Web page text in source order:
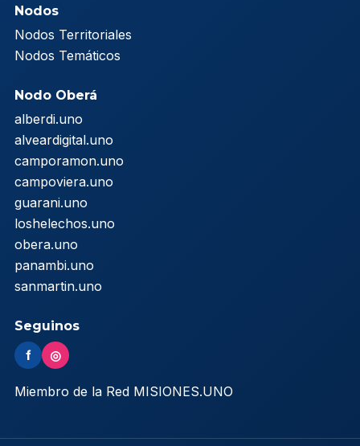
Nodos
Nodos Territoriales
Nodos Temáticos
Nodo Oberá
alberdi.uno
alveardigital.uno
camporamon.uno
campoviera.uno
guarani.uno
loshelechos.uno
obera.uno
panambi.uno
sanmartin.uno
Seguinos
f ◎
Miembro de la Red MISIONES.UNO